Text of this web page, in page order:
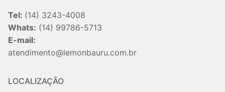
Tel: (14) 3243-4008
Whats: (14) 99786-5713
E-mail:
atendimento@lemonbauru.com.br
LOCALIZAÇÃO